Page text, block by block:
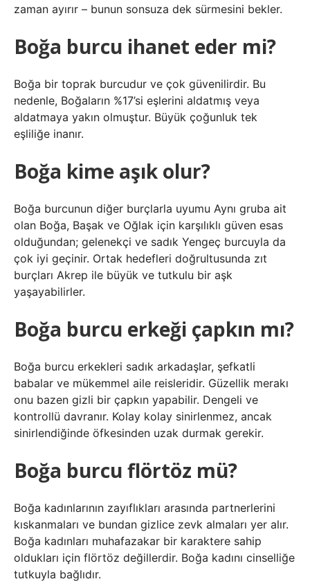
zaman ayırır – bunun sonsuza dek sürmesini bekler.
Boğa burcu ihanet eder mi?
Boğa bir toprak burcudur ve çok güvenilirdir. Bu
nedenle, Boğaların %17’si eşlerini aldatmış veya
aldatmaya yakın olmuştur. Büyük çoğunluk tek
eşliliğe inanır.
Boğa kime aşık olur?
Boğa burcunun diğer burçlarla uyumu Aynı gruba ait
olan Boğa, Başak ve Oğlak için karşılıklı güven esas
olduğundan; gelenekçi ve sadık Yengeç burcuyla da
çok iyi geçinir. Ortak hedefleri doğrultusunda zıt
burçları Akrep ile büyük ve tutkulu bir aşk
yaşayabilirler.
Boğa burcu erkeği çapkın mı?
Boğa burcu erkekleri sadık arkadaşlar, şefkatli
babalar ve mükemmel aile reisleridir. Güzellik merakı
onu bazen gizli bir çapkın yapabilir. Dengeli ve
kontrollü davranır. Kolay kolay sinirlenmez, ancak
sinirlendiğinde öfkesinden uzak durmak gerekir.
Boğa burcu flörtöz mü?
Boğa kadınlarının zayıflıkları arasında partnerlerini
kıskanmaları ve bundan gizlice zevk almaları yer alır.
Boğa kadınları muhafazakar bir karaktere sahip
oldukları için flörtöz değillerdir. Boğa kadını cinselliğe
tutkuyla bağlıdır.